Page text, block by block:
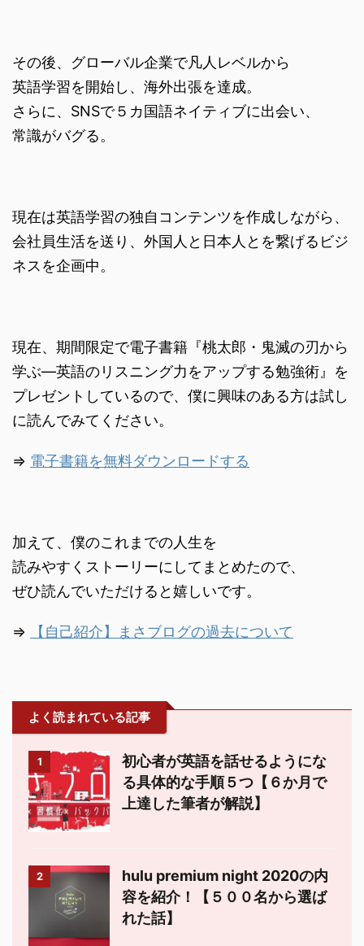
その後、グローバル企業で凡人レベルから
英語学習を開始し、海外出張を達成。
さらに、SNSで５カ国語ネイティブに出会い、
常識がバグる。
現在は英語学習の独自コンテンツを作成しながら、
会社員生活を送り、外国人と日本人とを繋げるビジ
ネスを企画中。
現在、期間限定で電子書籍『桃太郎・鬼滅の刃から
学ぶ―英語のリスニング力をアップする勉強術』を
プレゼントしているので、僕に興味のある方は試し
に読んでみてください。
⇒ 電子書籍を無料ダウンロードする
加えて、僕のこれまでの人生を
読みやすくストーリーにしてまとめたので、
ぜひ読んでいただけると嬉しいです。
⇒ 【自己紹介】まさブログの過去について
よく読まれている記事
1
初心者が英語を話せるようにな
る具体的な手順５つ【６か月で
上達した筆者が解説】
2
hulu premium night 2020の内
容を紹介！【５００名から選ば
れた話】